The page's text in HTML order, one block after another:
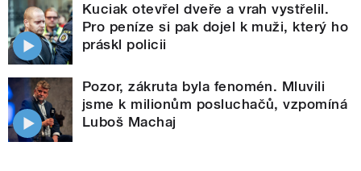
Kuciak otevřel dveře a vrah vystřelil.
Pro peníze si pak dojel k muži, který ho
práskl policii
Pozor, zákruta byla fenomén. Mluvili
jsme k milionům posluchačů, vzpomíná
Luboš Machaj